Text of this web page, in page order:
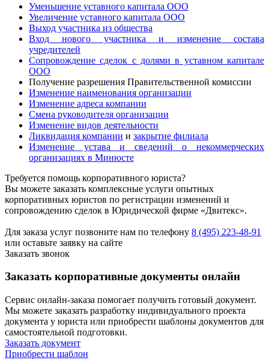
Уменьшение уставного капитала ООО
Увеличение уставного капитала ООО
Выход участника из общества
Вход нового участника и изменение состава
учредителей
Сопровождение сделок с долями в уставном капитале
ООО
Получение разрешения Правительственной комиссии
Изменение наименования организации
Изменение адреса компании
Смена руководителя организации
Изменение видов деятельности
Ликвидация компании и закрытие филиала
Изменение устава и сведений о некоммерческих
организациях в Минюсте
Требуется помощь корпоративного юриста?
Вы можете заказать комплексные услуги опытных
корпоративных юристов по регистрации изменений и
сопровождению сделок в Юридической фирме «Двитекс».
Для заказа услуг позвоните нам по телефону 8 (495) 223-48-91
или оставьте заявку на сайте
Заказать звонок
Заказать корпоративные документы онлайн
Сервис онлайн-заказа помогает получить готовый документ.
Мы можете заказать разработку индивидуального проекта
документа у юриста или приобрести шаблоны документов для
самостоятельной подготовки.
Заказать документ
Приобрести шаблон